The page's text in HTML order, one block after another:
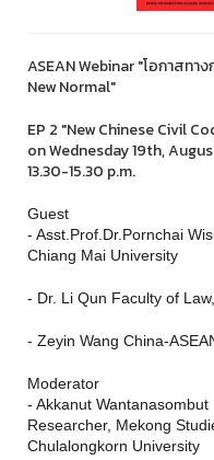
ASEAN Webinar "โอกาสทา
New Normal"
EP 2 "New Chinese Civil
on Wednesday 19th,
13.30-15.30 p.m.
Guest
- Asst.Prof.Dr.Pornchai
Chiang Mai University
- Dr. Li Qun Faculty of
- Zeyin Wang China-
Moderator
- Akkanut Wantanasombut
Researcher, Mekong
Chulalongkorn University